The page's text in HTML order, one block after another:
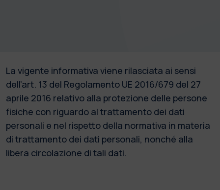
La vigente informativa viene rilasciata ai sensi
dell’art. 13 del Regolamento UE 2016/679 del 27
aprile 2016 relativo alla protezione delle persone
fisiche con riguardo al trattamento dei dati
personali e nel rispetto della normativa in materia
di trattamento dei dati personali, nonché alla
libera circolazione di tali dati.